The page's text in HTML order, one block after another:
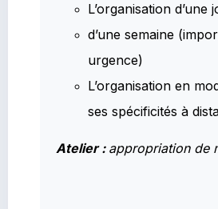
L’organisation d’une
d’une semaine
urgence)
L’organisation en
ses spécificités à
Atelier : appropriation de